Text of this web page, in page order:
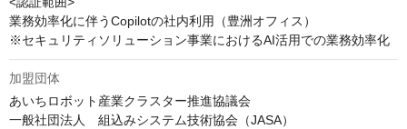
業務効率化に伴うCopilotの社内利用（豊洲オフィス）
※セキュリティソリューション事業におけるAI活用での業務効率化
加盟団体
あいちロボット産業クラスター推進協議会
一般社団法人　組込みシステム技術協会（JASA）